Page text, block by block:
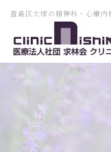
豊島区大塚の精神科・心療